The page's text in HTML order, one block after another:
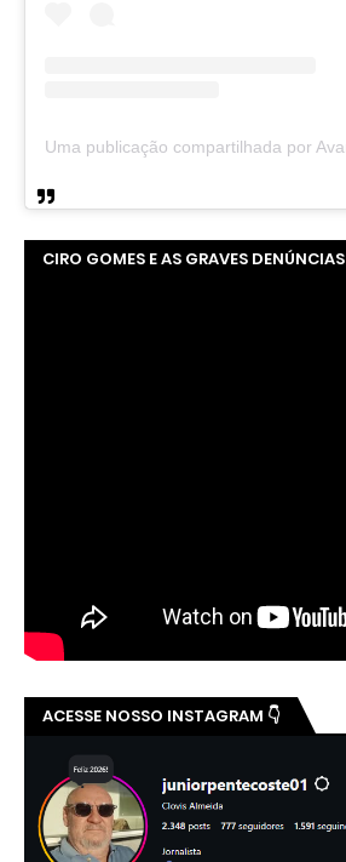
CIRO GOMES E AS GRAVES DENÚNCIAS
ACESSE NOSSO INSTAGRAM 👇